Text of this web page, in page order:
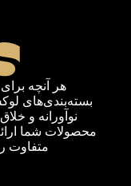
هر آنچه
بسته‌بندی‌های
نوآورانه و
محصولات شما
متفاوت